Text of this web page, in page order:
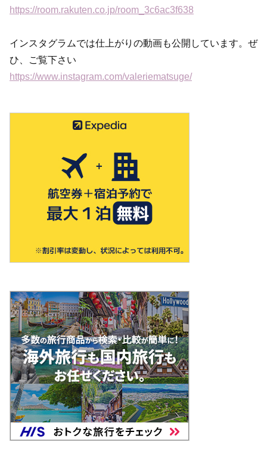
https://room.rakuten.co.jp/room_3c6ac3f638
インスタグラムでは仕上がりの動画も公開しています。ぜ
ひ、ご覧下さい
https://www.instagram.com/valeriematsuge/